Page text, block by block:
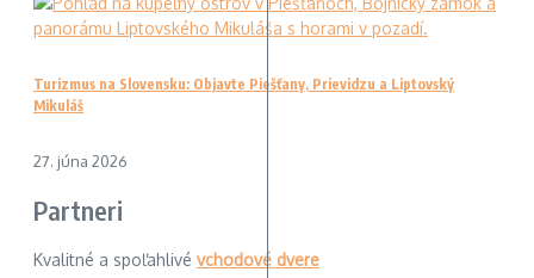
Turizmus na Slovensku: Objavte Piešťany, Prievidzu a Liptovský
Mikuláš
27. júna 2026
Partneri
Kvalitné a spoľahlivé vchodové dvere